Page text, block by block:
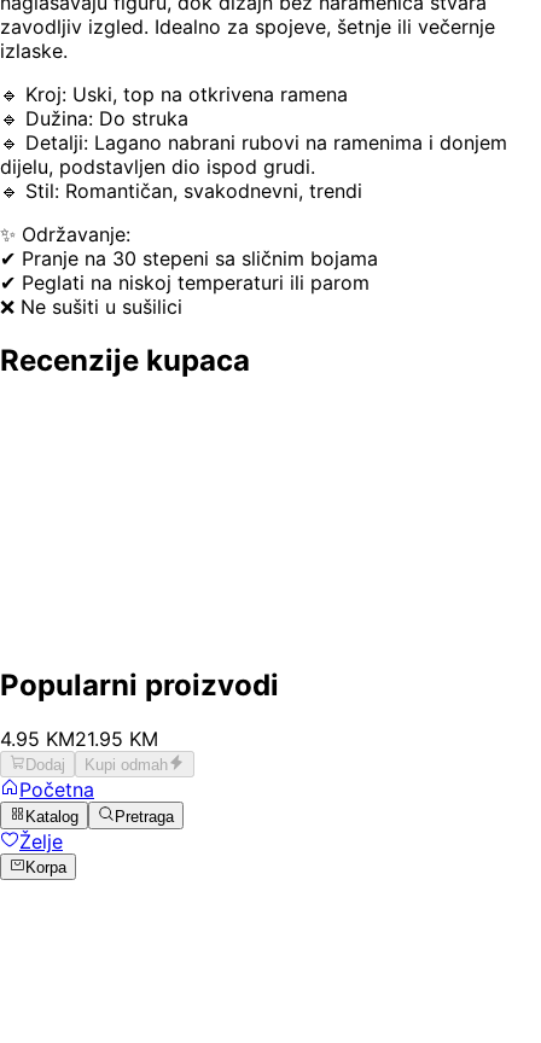
zavodljiv izgled. Idealno za spojeve, šetnje ili večernje
izlaske.
🔹 Kroj: Uski, top na otkrivena ramena
🔹 Dužina: Do struka
🔹 Detalji: Lagano nabrani rubovi na ramenima i donjem
dijelu, podstavljen dio ispod grudi.
🔹 Stil: Romantičan, svakodnevni, trendi
✨ Održavanje:
✔ Pranje na 30 stepeni sa sličnim bojama
✔ Peglati na niskoj temperaturi ili parom
❌ Ne sušiti u sušilici
Recenzije kupaca
Popularni proizvodi
4.95 KM21.95 KM
Dodaj Kupi odmah
Početna
Katalog Pretraga
Želje
Korpa